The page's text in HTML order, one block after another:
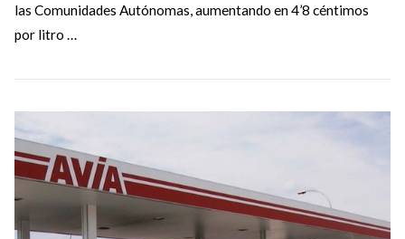
VIEW POST
las Comunidades Autónomas, aumentando en 4’8 céntimos
por litro …